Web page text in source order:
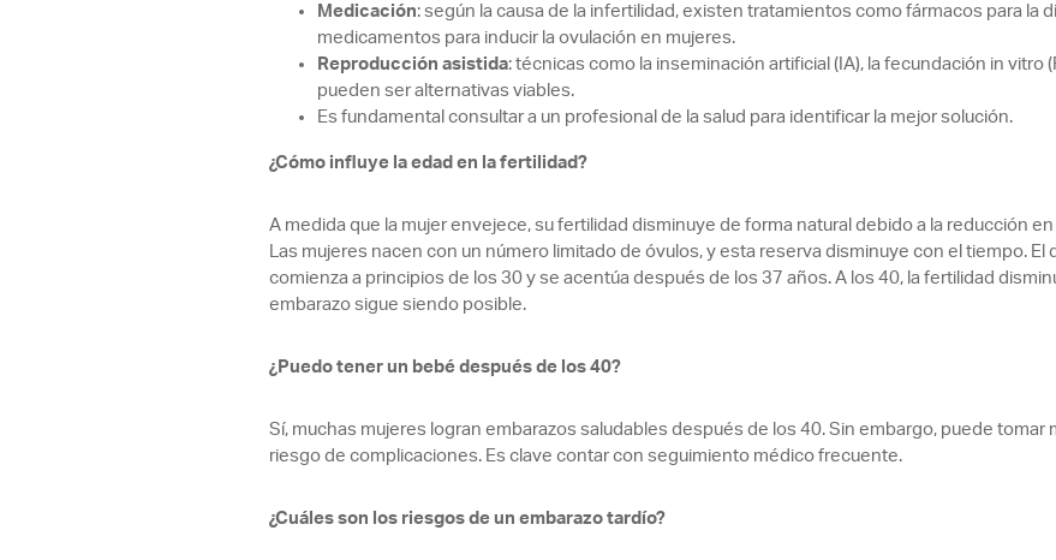
Medicación: según la causa de la infertilidad, existen tratamientos como fármacos para la
medicamentos para inducir la ovulación en mujeres.
Reproducción asistida: técnicas como la inseminación artificial (IA), la fecundación in vitro
pueden ser alternativas viables.
Es fundamental consultar a un profesional de la salud para identificar la mejor solución.
¿Cómo influye la edad en la fertilidad?
A medida que la mujer envejece, su fertilidad disminuye de forma natural debido a la reducción
Las mujeres nacen con un número limitado de óvulos, y esta reserva disminuye con el tiempo.
comienza a principios de los 30 y se acentúa después de los 37 años. A los 40, la fertilidad
embarazo sigue siendo posible.
¿Puedo tener un bebé después de los 40?
Sí, muchas mujeres logran embarazos saludables después de los 40. Sin embargo, puede tomar
riesgo de complicaciones. Es clave contar con seguimiento médico frecuente.
¿Cuáles son los riesgos de un embarazo tardío?